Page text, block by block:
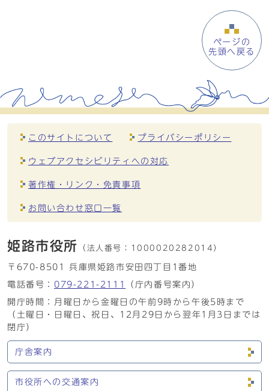
ページの
先頭へ戻る
このサイトについて プライバシーポリシー
ウェブアクセシビリティへの対応
著作権・リンク・免責事項
お問い合わせ窓口一覧
姫路市役所 （法人番号： 1000020282014）
〒670-8501 兵庫県姫路市安田四丁目1番地
電話番号： 079-221-2111
（庁内番号案内）
開庁時間：月曜日から金曜日の午前9時から午後5時まで
（土曜日・日曜日、祝日、12月29日から翌年1月3日までは
閉庁）
庁舎案内
市役所への交通案内